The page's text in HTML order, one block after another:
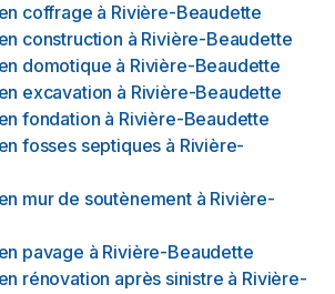
coffrage à Rivière-Beaudette
construction à Rivière-Beaudette
domotique à Rivière-Beaudette
excavation à Rivière-Beaudette
fondation à Rivière-Beaudette
fosses septiques à Rivière-
mur de soutènement à Rivière-
pavage à Rivière-Beaudette
rénovation après sinistre à Rivière-